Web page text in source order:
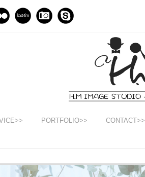
PORTFOLIO>> CONTACT>>